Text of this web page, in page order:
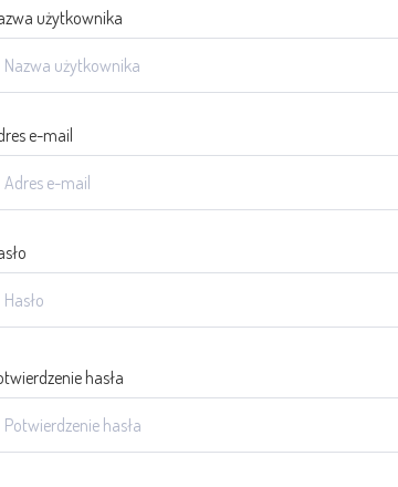
użytkownika
e-mail
hasła